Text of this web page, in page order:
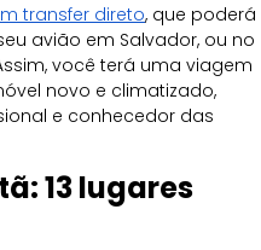
transfer direto, que poderá
avião em Salvador, ou no
você terá uma viagem
novo e climatizado,
e conhecedor das
13 lugares